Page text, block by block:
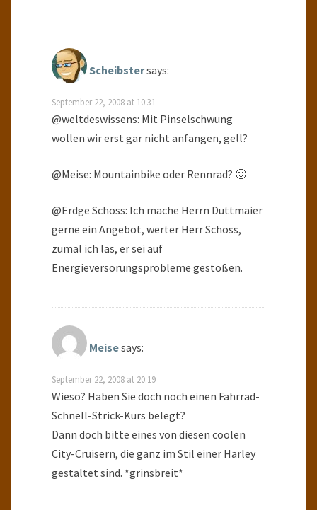
Scheibstersays:
September 22, 2008 at 10:31
@weltdeswissens: Mit Pinselschwung
wollen wir erst gar nicht anfangen, gell?
@Meise: Mountainbike oder Rennrad? 🙂
@Erdge Schoss: Ich mache Herrn Duttmaier
gerne ein Angebot, werter Herr Schoss,
zumal ich las, er sei auf
Energieversorungsprobleme gestoßen.
Meisesays:
September 22, 2008 at 20:19
Wieso? Haben Sie doch noch einen Fahrrad-
Schnell-Strick-Kurs belegt?
Dann doch bitte eines von diesen coolen
City-Cruisern, die ganz im Stil einer Harley
gestaltet sind. *grinsbreit*